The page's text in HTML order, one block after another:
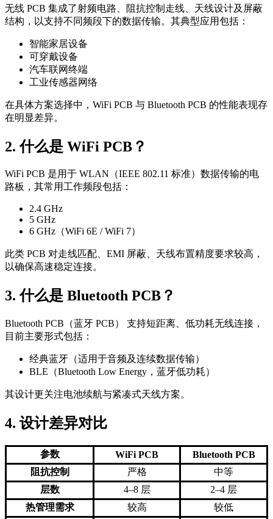
无线 PCB 集成了射频电路、阻抗控制走线、天线设计及屏蔽
结构，以支持不同频段下的数据传输。其典型应用包括：
智能家居设备
可穿戴设备
汽车联网终端
工业传感器网络
在具体方案选择中，WiFi PCB 与 Bluetooth PCB 的性能表现存
在明显差异。
2. 什么是 WiFi PCB？
WiFi PCB 是用于 WLAN（IEEE 802.11 标准）数据传输的电
路板，其常用工作频段包括：
2.4 GHz
5 GHz
6 GHz（WiFi 6E / WiFi 7）
此类 PCB 对走线匹配、EMI 屏蔽、天线布置精度要求较高，
以确保高速稳定连接。
3. 什么是 Bluetooth PCB？
Bluetooth PCB（蓝牙 PCB） 支持短距离、低功耗无线连接，
目前主要形式包括：
经典蓝牙（适用于音频及连续数据传输）
BLE（Bluetooth Low Energy，蓝牙低功耗）
其设计更关注电池续航与紧凑式天线方案。
4. 设计差异对比
参数 WiFi PCB
Bluetooth PCB
阻抗控制
严格
中等
层数
4–8 层
2–4 层
热管理需求
较高
较低